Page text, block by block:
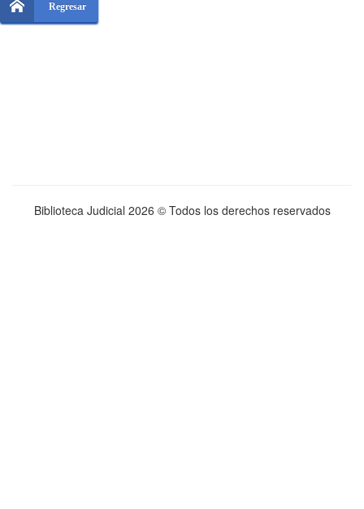
Regresar
Biblioteca Judicial 2026 © Todos los derechos reservados